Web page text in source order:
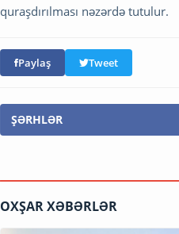
quraşdırılması nəzərdə tutulur.
Paylaş Tweet
ŞƏRHLƏR
OXŞAR XƏBƏRLƏR